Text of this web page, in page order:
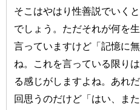
そこはやはり性善説でいく
でしょう。ただそれが何を
言っていますけど「記憶に
ね。これを言っている限り
る感じがしますよね。あれ
回思うのだけど「はい、ま